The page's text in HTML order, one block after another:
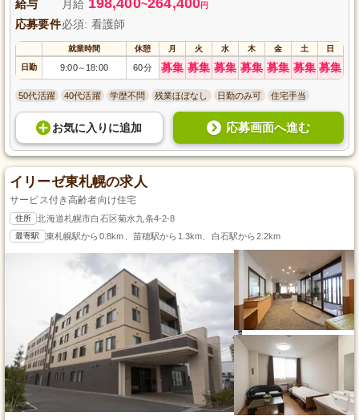
給与 月給 ~ 円
応募要件必須: 看護師
就業時間 休憩 月 火 水 木 金 土 日
日勤 9:00～ 18:00 60分 募集 募集 募集 募集 募集 募集 募集
50代活躍 40代活躍 学歴不問 残業ほぼなし 日勤のみ可 住宅手当
お気に入り に追加 応募画面へ進む
イリーゼ東札幌の求人
サービス付き高齢者向け住宅
住所 北海道札幌市白石区菊水九条4-2-8
最寄駅 東札幌駅から0.8km、苗穂駅から1.3km、白石駅から2.2km